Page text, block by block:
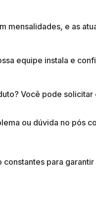
mensalidades, e as
equipe instala e
Você pode
ou dúvida no pós
constantes para